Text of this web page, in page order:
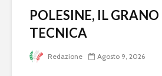
POLESINE, IL
TECNICA
Redazione Agosto 9, 2026